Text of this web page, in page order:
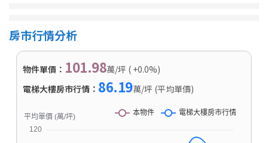
房市行情分析
物件單價： 101.98萬/坪 ( +0.0%)
電梯大樓房市行情： 86.19萬/坪 (平均單價)